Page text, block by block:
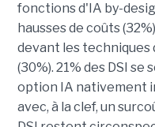
fonctions d'IA by-
hausses de coûts
devant les
(30%). 21% des DSI
option IA nativement
avec, à la clef, un